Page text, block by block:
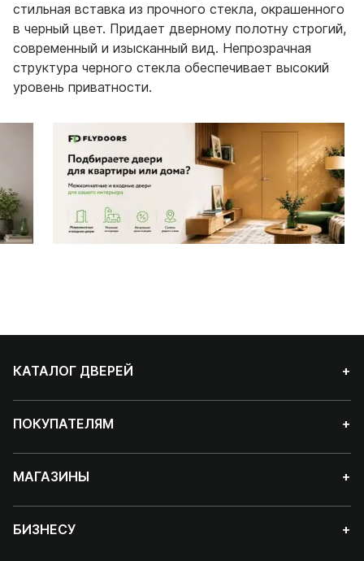
стильная вставка из прочного стекла, окрашенного
в черный цвет. Придает дверному полотну строгий,
современный и изысканный вид. Непрозрачная
структура черного стекла обеспечивает высокий
уровень приватности.
КАТАЛОГ ДВЕРЕЙ +
ПОКУПАТЕЛЯМ +
МАГАЗИНЫ +
БИЗНЕСУ +